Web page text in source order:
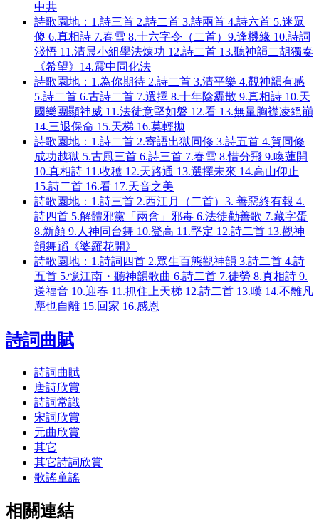
中共
詩歌園地：1.詩三首 2.詩二首 3.詩兩首 4.詩六首 5.迷眾
傻 6.真相詩 7.春雪 8.十六字令（二首）9.逢機緣 10.詩詞
淺悟 11.清晨小組學法煉功 12.詩二首 13.聽神韻二胡獨奏
《希望》14.震中同化法
詩歌園地：1.為你期待 2.詩二首 3.清平樂 4.觀神韻有感
5.詩二首 6.古詩二首 7.選擇 8.十年陰霾散 9.真相詩 10.天
國樂團顯神威 11.法徒意堅如磐 12.看 13.無量胸襟凌絕巔
14.三退保命 15.天梯 16.莫輕拋
詩歌園地：1.詩二首 2.寄語出獄同修 3.詩五首 4.賀同修
成功越獄 5.古風三首 6.詩三首 7.春雪 8.惜分飛 9.喚蓮開
10.真相詩 11.收穫 12.天路通 13.選擇未來 14.高山仰止
15.詩二首 16.看 17.天音之美
詩歌園地：1.詩三首 2.西江月（二首）3. 善惡終有報 4.
詩四首 5.解體邪黨「兩會」邪毒 6.法徒勸善歌 7.藏字蛋
8.新顏 9.人神同台舞 10.登高 11.堅定 12.詩二首 13.觀神
韻舞蹈《婆羅花開》
詩歌園地：1.詩詞四首 2.眾生百態觀神韻 3.詩二首 4.詩
五首 5.憶江南・聽神韻歌曲 6.詩二首 7.徒勞 8.真相詩 9.
送福音 10.迎春 11.抓住上天梯 12.詩二首 13.嘆 14.不離凡
塵也自離 15.回家 16.感恩
詩詞曲賦
詩詞曲賦
唐詩欣賞
詩詞常識
宋詞欣賞
元曲欣賞
其它
其它詩詞欣賞
歌謠童謠
相關連結